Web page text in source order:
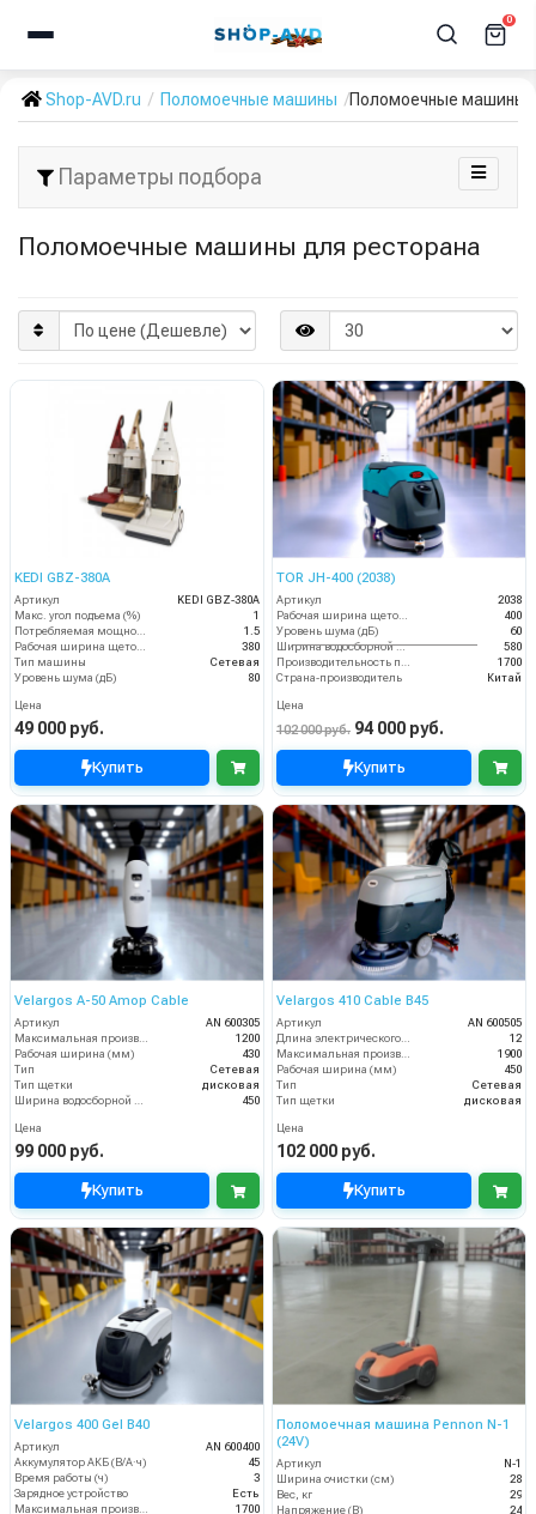
0
Shop-AVD.ru Поломоечные машины Поломоечные машины
Параметры подбора
Поломоечные машины для ресторана
KEDI GBZ-380A
Артикул
KEDI GBZ-380A
Макс. угол подъема (%)
1
1.5
380
Тип машины
Сетевая
Уровень шума (дБ)
80
Цена
49 000 руб.
Купить
TOR JH-400 (2038)
Артикул
2038
400
Уровень шума (дБ)
60
Ширина водосборной рейки
580
1700
Страна-производитель
Китай
Цена
102 000 руб. 94 000 руб.
Купить
Velargos A-50 Amop Cable
Артикул
AN 600305
Максимальная производительность (кв.м/час)
1200
Рабочая ширина (мм)
430
Тип
Сетевая
Тип щетки
дисковая
Ширина водосборной рейки
450
Цена
99 000 руб.
Купить
Velargos 410 Cable B45
Артикул
AN 600505
Длина электрического кабеля (м)
12
Максимальная производительность (кв.м/час)
1900
Рабочая ширина (мм)
450
Тип
Сетевая
Тип щетки
дисковая
Цена
102 000 руб.
Купить
Velargos 400 Gel B40
Артикул
AN 600400
Аккумулятор АКБ (В/А·ч)
45
Время работы (ч)
3
Зарядное устройство
Есть
Максимальная производительность (кв.м/час)
1700
Поломоечная машина Pennon N-1
(24V)
Артикул
N-1
Ширина очистки (см)
28
Вес, кг
29
Напряжение (В)
24